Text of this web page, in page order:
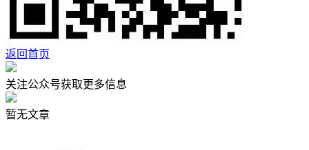
返回首页
关注公众号获取更多信息
暂无文章